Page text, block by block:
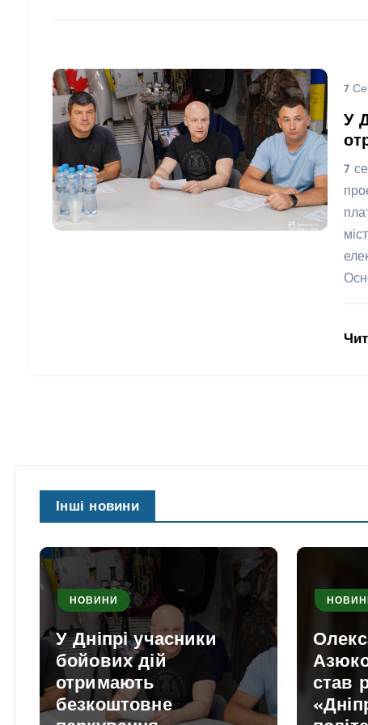
7
У
7
Інші новини
НОВИНИ
У Дніпрі учасники
бойових дій
отримають
безкоштовне
став